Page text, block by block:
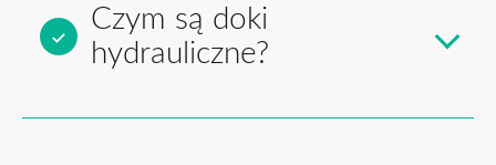
Czym są doki
hydrauliczne?